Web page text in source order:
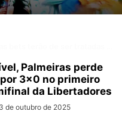
Palmeiras perde
por 3×0 no primeiro
da Libertadores
de outubro de 2025